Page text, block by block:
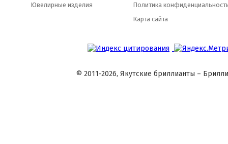
Ювелирные изделия
Политика
Карта сайта
© 2011-2026, Якутские бриллианты –